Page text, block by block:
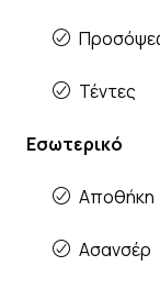
Τέντες
Εσωτερικό
Αποθήκη
Ασανσέρ